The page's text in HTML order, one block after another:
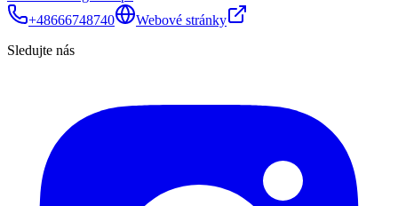
+48666748740
Webové stránky
Sledujte nás